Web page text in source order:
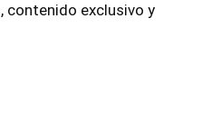
contenido exclusivo y